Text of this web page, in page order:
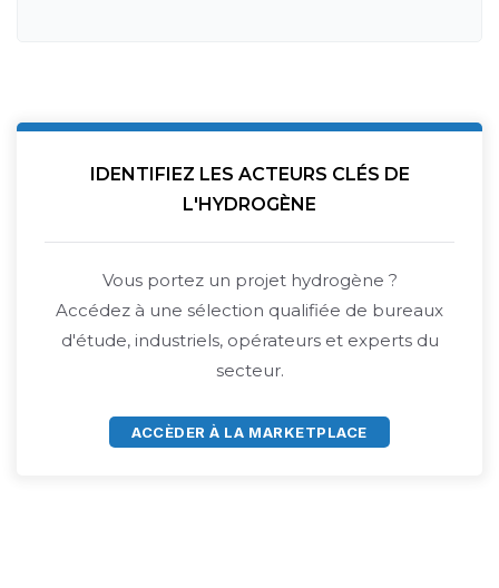
IDENTIFIEZ LES ACTEURS CLÉS DE
L'HYDROGÈNE
Vous portez un projet hydrogène ?
Accédez à une sélection qualifiée de bureaux
d'étude, industriels, opérateurs et experts du
secteur.
ACCÈDER À LA MARKETPLACE